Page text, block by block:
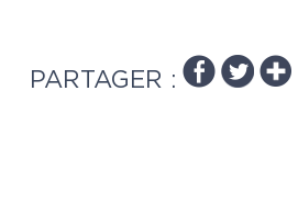
PARTAGER :